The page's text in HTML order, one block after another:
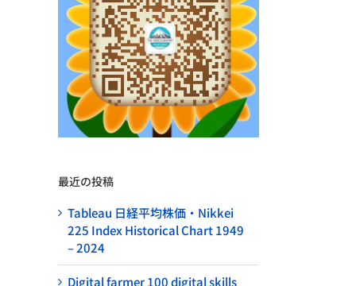
最近の投稿
Tableau 日経平均株価・Nikkei
225 Index Historical Chart 1949
– 2024
Digital farmer 100 digital skills